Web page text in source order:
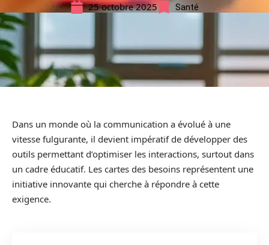
25 octobre 2025 Santé
Dans un monde où la communication a évolué à une
vitesse fulgurante, il devient impératif de développer des
outils permettant d’optimiser les interactions, surtout dans
un cadre éducatif. Les cartes des besoins représentent une
initiative innovante qui cherche à répondre à cette
exigence.